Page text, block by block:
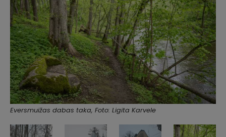
Eversmuižas dabas taka, Foto: Ligita Karvele